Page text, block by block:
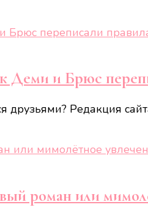
Деми и Брюс
друзьями? Редакция
роман или